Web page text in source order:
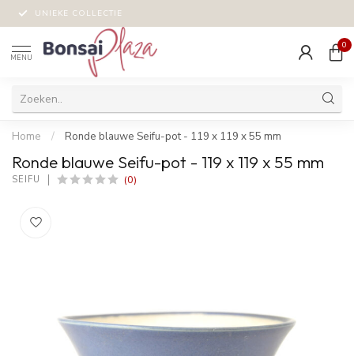
UNIEKE COLLECTIE
MENU
0
Home / Ronde blauwe Seifu-pot - 119 x 119 x 55 mm
Ronde blauwe Seifu-pot - 119 x 119 x 55 mm
SEIFU (0)